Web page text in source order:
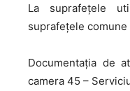
La suprafețele
suprafețele
Documentația de
camera 45 –